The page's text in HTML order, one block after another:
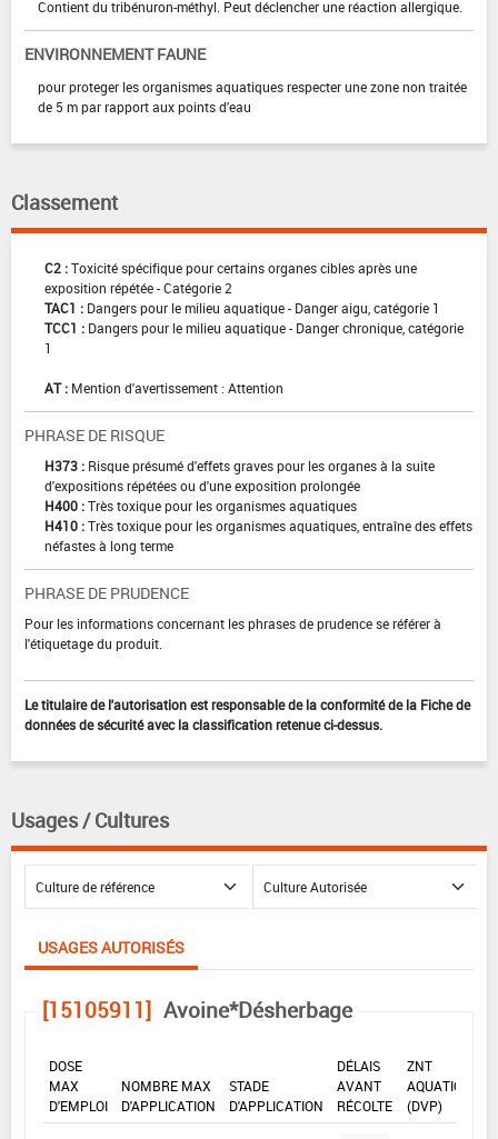
Contient du tribénuron-méthyl. Peut déclencher une réaction allergique.
ENVIRONNEMENT FAUNE
pour proteger les organismes aquatiques respecter une zone non traitée
de 5 m par rapport aux points d'eau
Classement
C2 :Toxicité spécifique pour certains organes cibles après une
exposition répétée - Catégorie 2
TAC1 : Dangers pour le milieu aquatique - Danger aigu, catégorie 1
TCC1 : Dangers pour le milieu aquatique - Danger chronique, catégorie
1
AT : Mention d'avertissement : Attention
PHRASE DE RISQUE
H373 : Risque présumé d'effets graves pour les organes à la suite
d'expositions répétées ou d'une exposition prolongée
H400 :Très toxique pour les organismes aquatiques
H410 :Très toxique pour les organismes aquatiques, entraîne des effets
néfastes à long terme
PHRASE DE PRUDENCE
Pour les informations concernant les phrases de prudence se référer à
l'étiquetage du produit.
Le titulaire de l'autorisation est responsable de la conformité de la Fiche de
données de sécurité avec la classification retenue ci-dessus.
Usages / Cultures
USAGES AUTORISÉS
[15105911] Avoine*Désherbage
DOSE
MAX
D'EMPLOI
NOMBRE MAX
D'APPLICATION
STADE
D'APPLICATION
DÉLAIS
AVANT
RÉCOLTE
ZNT
AQUATIQUE
(DVP)